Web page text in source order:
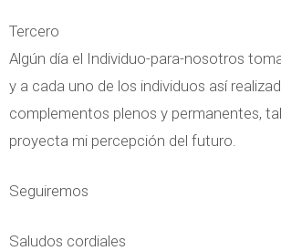
Tercero
Algún día el Individuo-para-nosotros
y a cada uno de los individuos así
complementos plenos y permanentes,
proyecta mi percepción del futuro.
Seguiremos
Saludos cordiales